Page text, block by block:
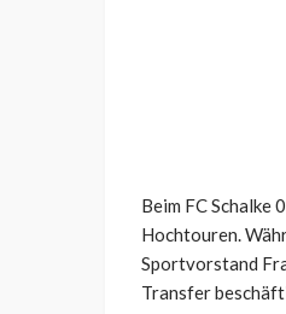
Beim FC Schalke
Hochtouren.
Sportvorstand
Transfer